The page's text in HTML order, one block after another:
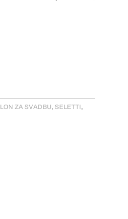
ZA SVADBU, SELETTI ,